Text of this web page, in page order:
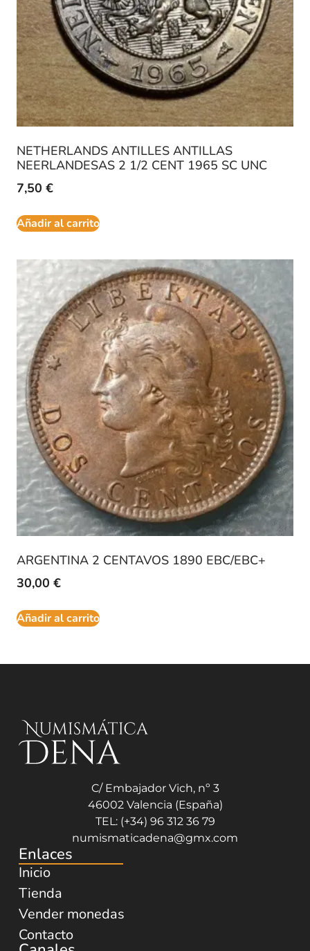
NETHERLANDS ANTILLES ANTILLAS
NEERLANDESAS 2 1/2 CENT 1965 SC UNC
7,50 €
Añadir al carrito
ARGENTINA 2 CENTAVOS 1890 EBC/EBC+
30,00 €
Añadir al carrito
C/ Embajador Vich, nº 3
46002 Valencia (España)
TEL: (+34) 96 312 36 79
numismaticadena@gmx.com
Enlaces
Inicio
Tienda
Vender monedas
Contacto